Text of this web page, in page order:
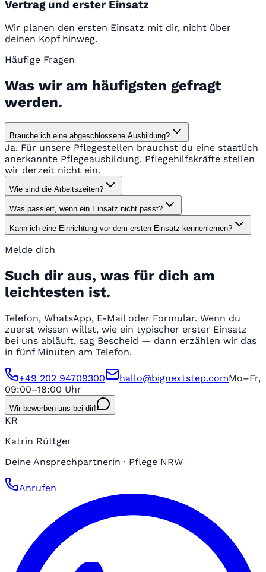
Vertrag und erster Einsatz
Wir planen den ersten Einsatz mit dir, nicht über
deinen Kopf hinweg.
Häufige Fragen
Was wir am häufigsten gefragt
werden.
Brauche ich eine abgeschlossene Ausbildung?
Ja. Für unsere Pflegestellen brauchst du eine staatlich
anerkannte Pflegeausbildung. Pflegehilfskräfte stellen
wir derzeit nicht ein.
Wie sind die Arbeitszeiten?
Was passiert, wenn ein Einsatz nicht passt?
Kann ich eine Einrichtung vor dem ersten Einsatz kennenlernen?
Melde dich
Such dir aus, was für dich am
leichtesten ist.
Telefon, WhatsApp, E-Mail oder Formular. Wenn du
zuerst wissen willst, wie ein typischer erster Einsatz
bei uns abläuft, sag Bescheid — dann erzählen wir das
in fünf Minuten am Telefon.
+49 202 94709300 hallo@bignextstep.comMo–Fr,
09:00–18:00 Uhr
Wir bewerben uns bei dir!
KR
Katrin Rüttger
Deine Ansprechpartnerin · Pflege NRW
Anrufen